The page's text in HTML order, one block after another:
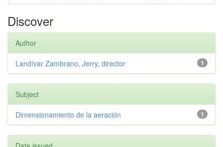
Discover
Author
1
Landívar Zambrano, Jerry, director
Subject
1
Dimensionamiento de la aeración